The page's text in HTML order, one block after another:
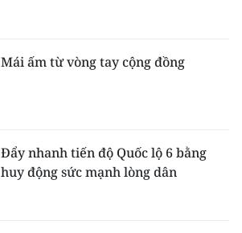
Mái ấm từ vòng tay cộng đồng
Đẩy nhanh tiến độ Quốc lộ 6 bằng
huy động sức mạnh lòng dân